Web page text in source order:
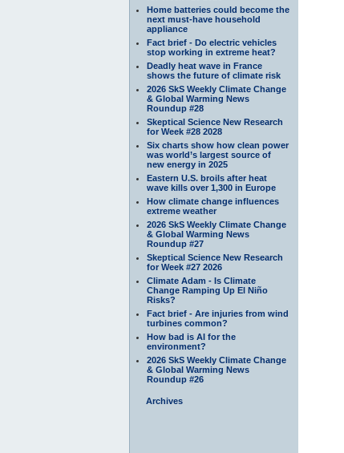
Home batteries could become the
next must-have household
appliance
Fact brief - Do electric vehicles
stop working in extreme heat?
Deadly heat wave in France
shows the future of climate risk
2026 SkS Weekly Climate Change
& Global Warming News
Roundup #28
Skeptical Science New Research
for Week #28 2028
Six charts show how clean power
was world’s largest source of
new energy in 2025
Eastern U.S. broils after heat
wave kills over 1,300 in Europe
How climate change influences
extreme weather
2026 SkS Weekly Climate Change
& Global Warming News
Roundup #27
Skeptical Science New Research
for Week #27 2026
Climate Adam - Is Climate
Change Ramping Up El Niño
Risks?
Fact brief - Are injuries from wind
turbines common?
How bad is AI for the
environment?
2026 SkS Weekly Climate Change
& Global Warming News
Roundup #26
Archives